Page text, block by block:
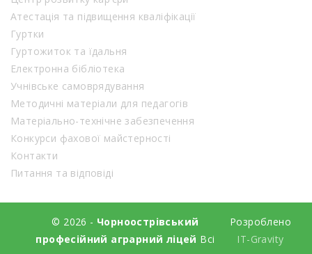
Атестація та підвищення кваліфікації
Гуртки
Гуртожиток та їдальня
Електронна бібліотека
Учнівське самоврядування
Методичні матеріали для педагогів
Матеріально-технічне забезпечення
Конкурси фахової майстерності
Контакти
Питання та відповіді
© 2026 - Чорноострівський
професійний аграрний ліцей Всі
Розроблено
IT-Gravity